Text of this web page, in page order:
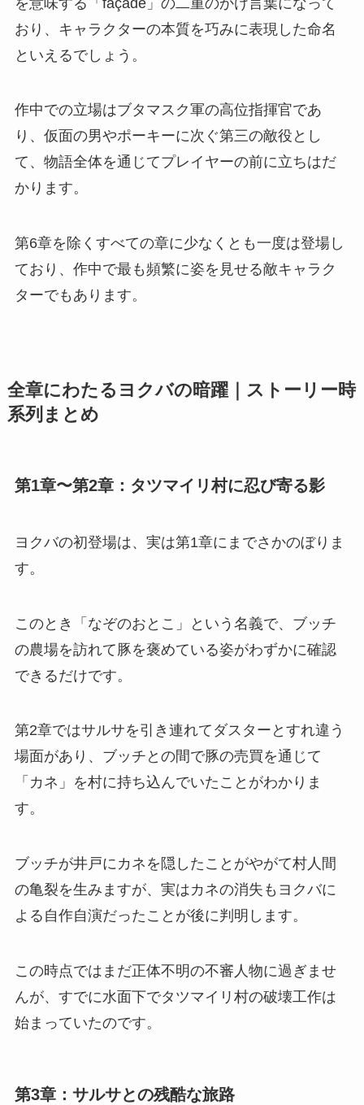
おり、キャラクターの本質を巧みに表現した命名
といえるでしょう。
作中での立場はブタマスク軍の高位指揮官であ
り、仮面の男やポーキーに次ぐ第三の敵役とし
て、物語全体を通じてプレイヤーの前に立ちはだ
かります。
第6章を除くすべての章に少なくとも一度は登場し
ており、作中で最も頻繁に姿を見せる敵キャラク
ターでもあります。
全章にわたるヨクバの暗躍｜ストーリー時
系列まとめ
第1章〜第2章：タツマイリ村に忍び寄る影
ヨクバの初登場は、実は第1章にまでさかのぼりま
す。
このとき「なぞのおとこ」という名義で、ブッチ
の農場を訪れて豚を褒めている姿がわずかに確認
できるだけです。
第2章ではサルサを引き連れてダスターとすれ違う
場面があり、ブッチとの間で豚の売買を通じて
「カネ」を村に持ち込んでいたことがわかりま
す。
ブッチが井戸にカネを隠したことがやがて村人間
の亀裂を生みますが、実はカネの消失もヨクバに
よる自作自演だったことが後に判明します。
この時点ではまだ正体不明の不審人物に過ぎませ
んが、すでに水面下でタツマイリ村の破壊工作は
始まっていたのです。
第3章：サルサとの残酷な旅路